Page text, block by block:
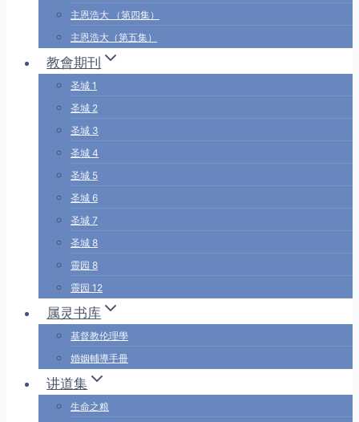
主恩浩大 （第四集）
主恩浩大（第五集）
教會期刊
圣城 1
圣城 2
圣城 3
圣城 4
圣城 5
圣城 6
圣城 7
圣城 8
靈园 8
靈园 12
属灵书库
基督教伦理學
婚姻輔導手冊
讲道集
生命之粮